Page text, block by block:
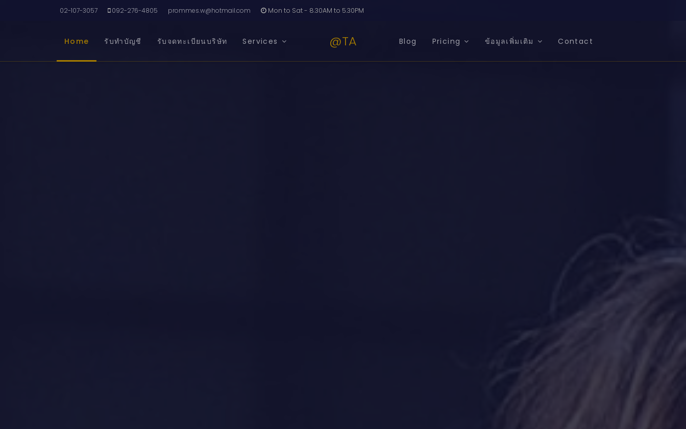
02-107-3057 092-276-4805 prommes.w@hotmail.com Mon to Sat - 8.30AM to 5.30PM
Home รับทำบัญชี รับจดทะเบียนบริษัท Services @TA Blog Pricing ข้อมูลเพิ่มเติม Contact